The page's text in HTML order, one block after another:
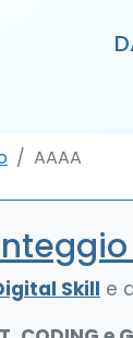
AAAA
Skill e